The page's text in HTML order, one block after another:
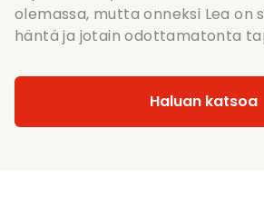
olemassa, mutta onneksi Lea on
häntä ja jotain odottamatonta
Haluan katsoa